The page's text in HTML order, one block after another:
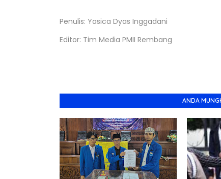
Penulis: Yasica Dyas Inggadani
Editor: Tim Media PMII Rembang
ANDA